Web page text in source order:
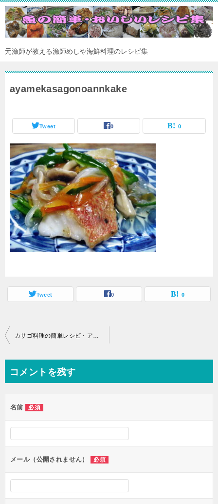
元漁師が教える漁師めしや海鮮料理のレシピ集
ayamekasagonoannkake
Tweet 0 0
Tweet 0 0
投
ビ
ー
シ
ョ
ン
カサゴ料理の簡単レシピ・アヤメカサゴのあんかけ
コメントを残す
名前 必須
メール（公開されません） 必須